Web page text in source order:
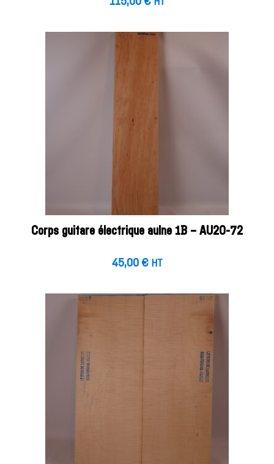
Corps guitare électrique aulne 1B – AU20-72
45,00 € HT